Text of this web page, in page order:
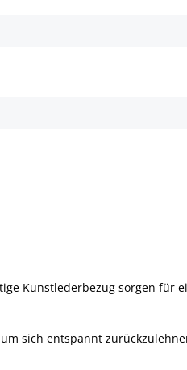
Kunstlederbezug sorgen für
sich entspannt